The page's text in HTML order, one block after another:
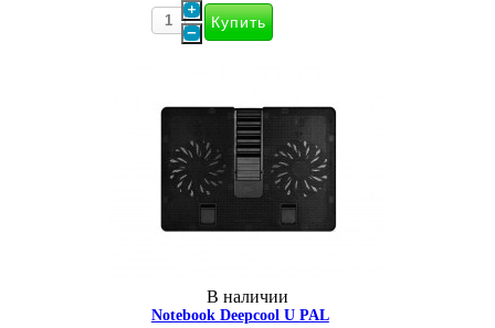
В наличии
Notebook Deepcool U PAL